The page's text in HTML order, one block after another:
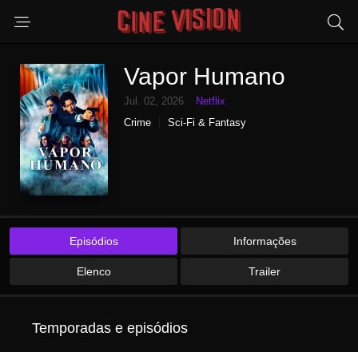
Vapor Humano
Jul. 02, 2026
Netflix
Crime
Sci-Fi & Fantasy
Episódios Informações
Elenco Trailer
Temporadas e episódios